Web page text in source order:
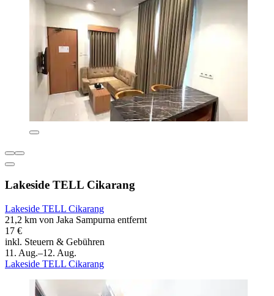
Lakeside TELL Cikarang
Lakeside TELL Cikarang
21,2 km von Jaka Sampurna entfernt
17 €
inkl. Steuern & Gebühren
11. Aug.–12. Aug.
Lakeside TELL Cikarang